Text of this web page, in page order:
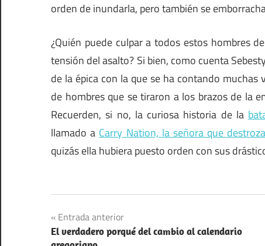
orden de inundarla, pero también se
¿Quién puede culpar a todos estos hombres
tensión del asalto? Si bien, como cuenta
de la épica con la que se ha contando muchas
de hombres que se tiraron a los brazos de la
Recuerden, si no, la curiosa historia de la
llamado a Carry Nation, la señora que
quizás ella hubiera puesto orden con sus
Revolución
Navegación
Entrada anterior
El verdadero porqué del cambio al calendario